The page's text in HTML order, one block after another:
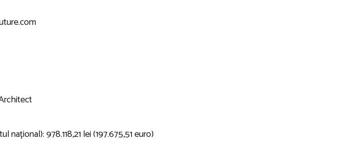
978.118,21 lei (197.675,51 euro)